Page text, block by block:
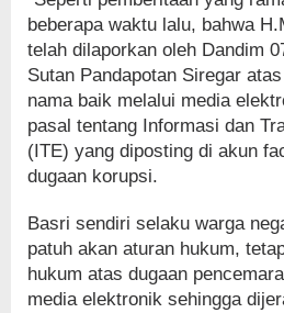
beberapa waktu lalu, bahwa
telah dilaporkan oleh Dandim
Sutan Pandapotan Siregar
nama baik melalui media
pasal tentang Informasi dan
(ITE) yang diposting di akun
dugaan korupsi.
Basri sendiri selaku warga
patuh akan aturan hukum,
hukum atas dugaan
media elektronik sehingga